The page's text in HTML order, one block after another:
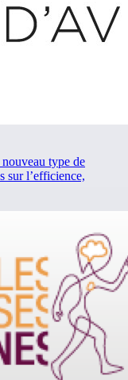
type de
sur l’efficience,